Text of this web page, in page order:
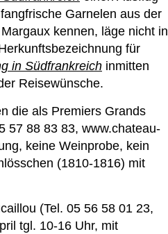
Garnelen aus der
kennen, läge nicht in
für
in Südfrankreich inmitten
Reisewünsche.
die als Premiers Grands
57 88 83 83, www.chateau-
keine Weinprobe, kein
(1810-1816) mit
(Tel. 05 56 58 01 23,
tgl. 10-16 Uhr, mit